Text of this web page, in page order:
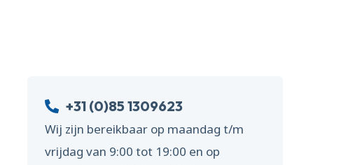
+31 (0)85 1309623
Wij zijn bereikbaar op maandag t/m
vrijdag van 9:00 tot 19:00 en op